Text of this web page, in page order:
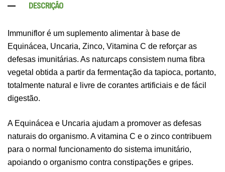
DESCRIÇÃO
Immuniflor é um suplemento alimentar à base de
Equinácea, Uncaria, Zinco, Vitamina C de reforçar as
defesas imunitárias. As naturcaps consistem numa fibra
vegetal obtida a partir da fermentação da tapioca, portanto,
totalmente natural e livre de corantes artificiais e de fácil
digestão.
A Equinácea e Uncaria ajudam a promover as defesas
naturais do organismo. A vitamina C e o zinco contribuem
para o normal funcionamento do sistema imunitário,
apoiando o organismo contra constipações e gripes.